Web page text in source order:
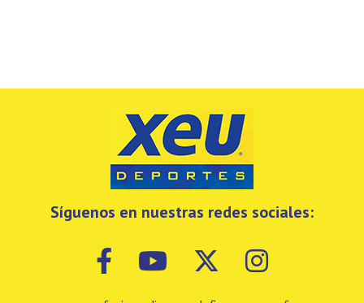
Síguenos en nuestras redes sociales: